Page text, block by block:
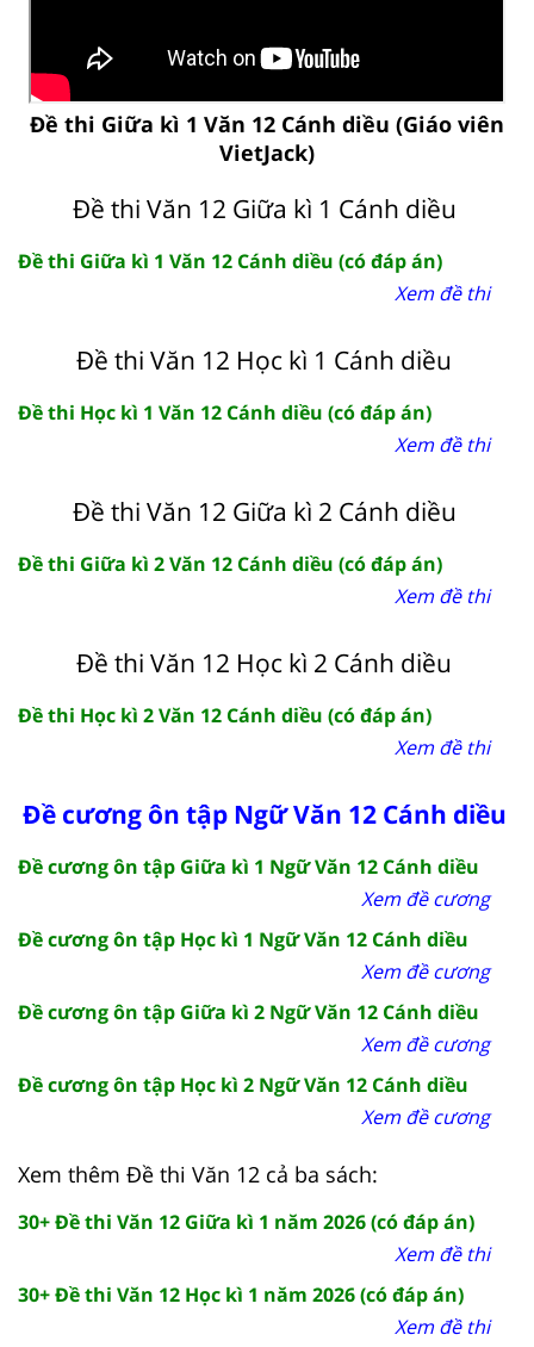
Đề thi Giữa kì 1 Văn 12 Cánh diều (Giáo viên
VietJack)
Đề thi Văn 12 Giữa kì 1 Cánh diều
Đề thi Giữa kì 1 Văn 12 Cánh diều (có đáp án)
Xem đề thi
Đề thi Văn 12 Học kì 1 Cánh diều
Đề thi Học kì 1 Văn 12 Cánh diều (có đáp án)
Xem đề thi
Đề thi Văn 12 Giữa kì 2 Cánh diều
Đề thi Giữa kì 2 Văn 12 Cánh diều (có đáp án)
Xem đề thi
Đề thi Văn 12 Học kì 2 Cánh diều
Đề thi Học kì 2 Văn 12 Cánh diều (có đáp án)
Xem đề thi
Đề cương ôn tập Ngữ Văn 12 Cánh diều
Đề cương ôn tập Giữa kì 1 Ngữ Văn 12 Cánh diều
Xem đề cương
Đề cương ôn tập Học kì 1 Ngữ Văn 12 Cánh diều
Xem đề cương
Đề cương ôn tập Giữa kì 2 Ngữ Văn 12 Cánh diều
Xem đề cương
Đề cương ôn tập Học kì 2 Ngữ Văn 12 Cánh diều
Xem đề cương
Xem thêm Đề thi Văn 12 cả ba sách:
30+ Đề thi Văn 12 Giữa kì 1 năm 2026 (có đáp án)
Xem đề thi
30+ Đề thi Văn 12 Học kì 1 năm 2026 (có đáp án)
Xem đề thi